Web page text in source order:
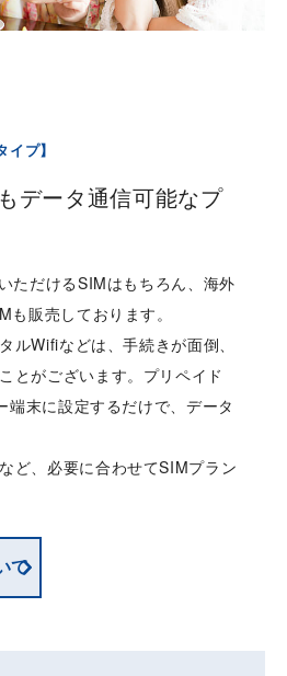
イプ】
データ通信可能なプ
ただけるSIMはもちろん、海外
販売しております。
ルWifiなどは、手続きが面倒、
とがございます。プリペイド
端末に設定するだけで、データ
ど、必要に合わせてSIMプラン
て